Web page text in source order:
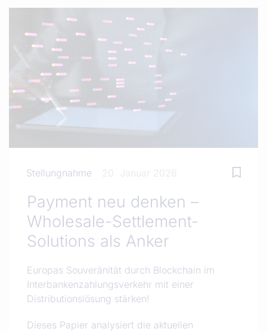
Stellungnahme 20. Januar 2026
Payment neu denken –
Wholesale-Settlement-
Solutions als Anker
Europas Souveränität durch Blockchain im
Interbankenzahlungsverkehr mit einer
Distributionslösung stärken!
Dieses Papier analysiert die aktuellen